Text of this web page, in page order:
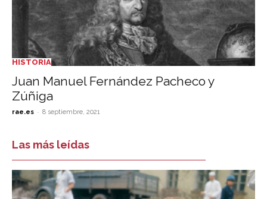
HISTORIA
Juan Manuel Fernández Pacheco y
Zúñiga
rae.es - 8 septiembre, 2021
Las más leídas